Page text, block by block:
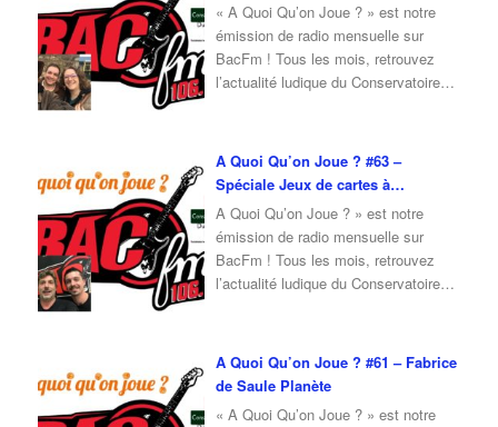
…
« A Quoi Qu’on Joue ? » est notre
émission de radio mensuelle sur
BacFm ! Tous les mois, retrouvez
l’actualité ludique du Conservatoire
mois de Février 2025, je reçois Erwan
et Camille pour vous parler des As
d’Or 2025, mais aussi pour donner
A Quoi Qu’on Joue ? #63 –
Spéciale Jeux de cartes à
collectionner
A Quoi Qu’on Joue ? » est notre
émission de radio mensuelle sur
BacFm ! Tous les mois, retrouvez
l’actualité ludique du Conservatoire
mois de Janvier 2025, je reçois
Erwan et Julien qui viennent nous
A Quoi Qu’on Joue ? #61 – Fabrice
de Saule Planète
« A Quoi Qu’on Joue ? » est notre